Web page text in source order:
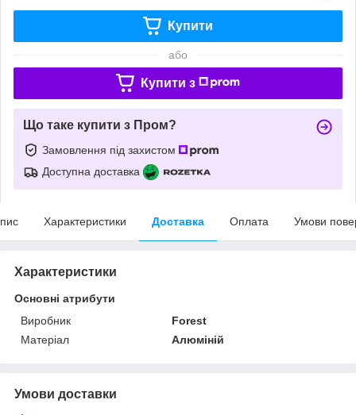
Купити
або
Купити з
Що таке купити з Пром?
Замовлення під захистом
Доступна доставка
Характеристики Доставка Оплата Умови
Характеристики
Основні атрибути
Виробник
Forest
Матеріал
Алюміній
Умови доставки